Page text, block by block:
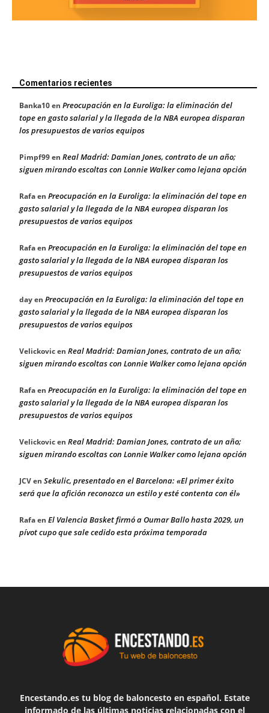
Comentarios recientes
Banka10en Preocupación en la Euroliga: la eliminación del
tope en gasto salarial y la llegada de la NBA europea disparan
los presupuestos de varios equipos
Pimpf99en Real Madrid: Damian Jones, contrato de un año;
siguen mirando escoltas con Lonnie Walker como lejana opción
Rafaen Preocupación en la Euroliga: la eliminación del tope en
gasto salarial y la llegada de la NBA europea disparan los
presupuestos de varios equipos
Rafaen Preocupación en la Euroliga: la eliminación del tope en
gasto salarial y la llegada de la NBA europea disparan los
presupuestos de varios equipos
dayen Preocupación en la Euroliga: la eliminación del tope en
gasto salarial y la llegada de la NBA europea disparan los
presupuestos de varios equipos
Velickovicen Real Madrid: Damian Jones, contrato de un año;
siguen mirando escoltas con Lonnie Walker como lejana opción
Rafaen Preocupación en la Euroliga: la eliminación del tope en
gasto salarial y la llegada de la NBA europea disparan los
presupuestos de varios equipos
Velickovicen Real Madrid: Damian Jones, contrato de un año;
siguen mirando escoltas con Lonnie Walker como lejana opción
JCVen Sekulic, presentado en el Barcelona: «El primer éxito
será que la afición reconozca un estilo y esté contenta con él»
Rafaen El Valencia Basket firmó a Oumar Ballo hasta 2029, un
pívot cupo que sale cedido esta próxima temporada
Encestando.es tu blog de baloncesto en español. Estate
informado de las últimas noticias relacionadas con el